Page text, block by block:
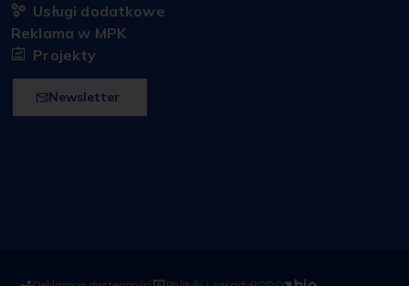
Usługi dodatkowe
Reklama w MPK
Projekty
Newsletter